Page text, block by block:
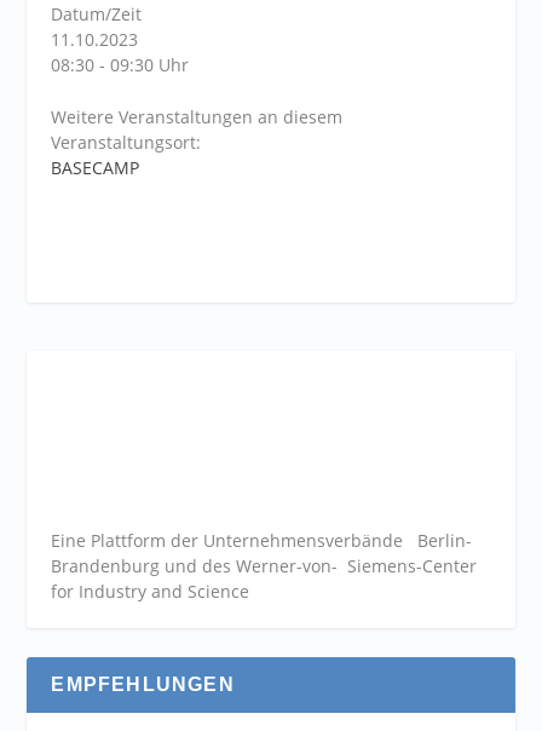
Datum/Zeit
11.10.2023
08:30 - 09:30 Uhr
Weitere Veranstaltungen an diesem
Veranstaltungsort:
BASECAMP
Eine Plattform der Unternehmensverbände Berlin-
Brandenburg und des Werner-von- Siemens-Center
for Industry and Science
EMPFEHLUNGEN